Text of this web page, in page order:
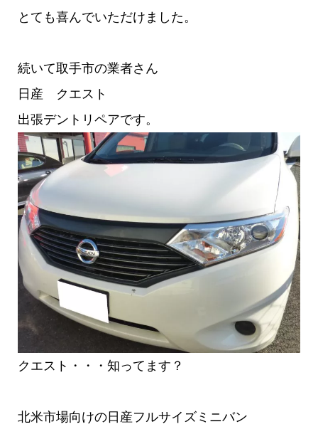
とても喜んでいただけました。
続いて取手市の業者さん
日産 クエスト
出張デントリペアです。
クエスト・・・知ってます？
北米市場向けの日産フルサイズミニバン